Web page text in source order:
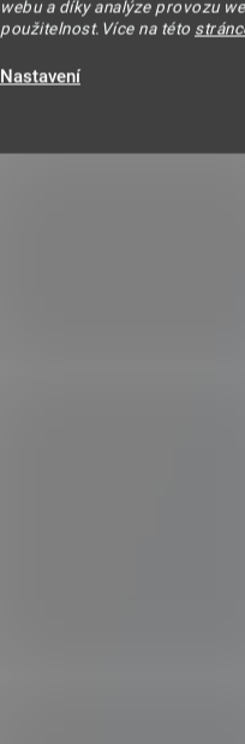
webu a díky analýze provozu
použitelnost.Více na této
Nastavení